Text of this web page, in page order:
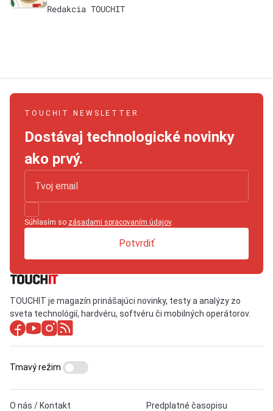
Redakcia TOUCHIT
TOUCHIT NEWSLETTER
Dostávaj technologické novinky
ako prvý.
Súhlasím so zásadami spracovaním údajov.
Potvrdiť
TOUCHIT je magazín prinášajúci novinky, testy a analýzy zo
sveta technológií, hardvéru, softvéru či mobilných operátorov.
O nás / Kontakt Predplatné časopisu
Tmavý režim